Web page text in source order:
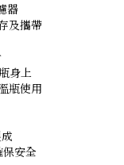
器
及攜帶
身上
瓶使用
安全